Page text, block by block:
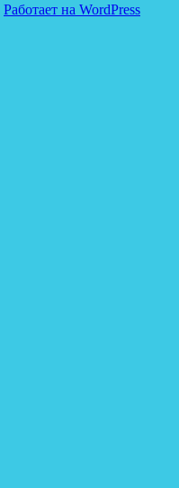
Работает на WordPress